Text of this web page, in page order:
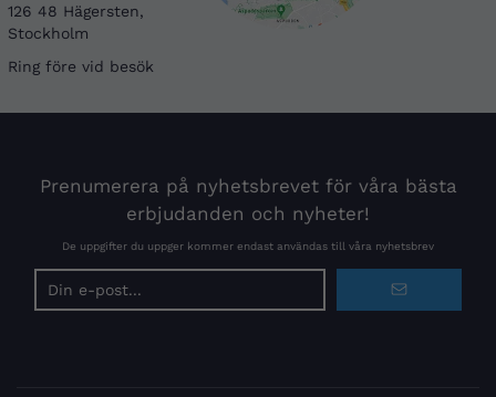
126 48 Hägersten,
Stockholm
Ring före vid besök
Prenumerera på nyhetsbrevet för våra bästa
erbjudanden och nyheter!
De uppgifter du uppger kommer endast användas till våra nyhetsbrev